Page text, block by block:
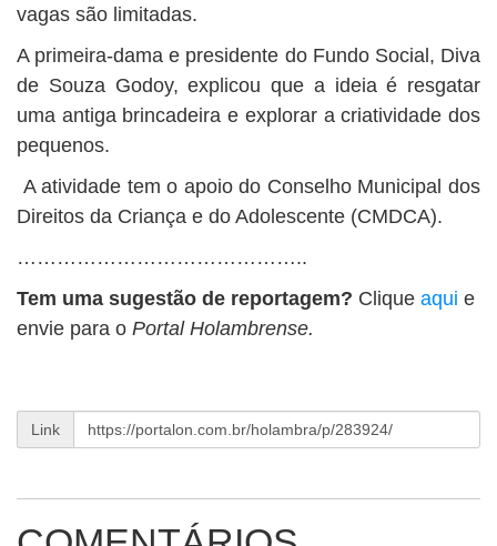
vagas são limitadas.
A primeira-dama e presidente do Fundo Social, Diva
de Souza Godoy, explicou que a ideia é resgatar
uma antiga brincadeira e explorar a criatividade dos
pequenos.
A atividade tem o apoio do Conselho Municipal dos
Direitos da Criança e do Adolescente (CMDCA).
……………………………………..
Tem uma sugestão de reportagem? Clique aqui e
envie para o Portal Holambrense.
Link